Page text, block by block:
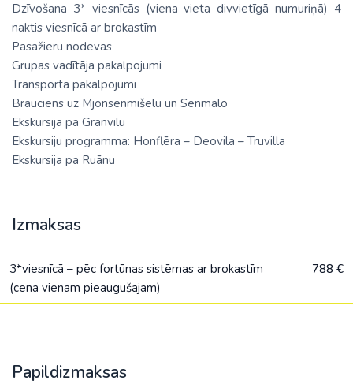
Dzīvošana 3* viesnīcās (viena vieta divvietīgā numuriņā) 4
naktis viesnīcā ar brokastīm
Pasažieru nodevas
Grupas vadītāja pakalpojumi
Transporta pakalpojumi
Brauciens uz Mjonsenmišelu un Senmalo
Ekskursija pa Granvilu
Ekskursiju programma: Honflēra – Deovila – Truvilla
Ekskursija pa Ruānu
Izmaksas
3*viesnīcā – pēc fortūnas sistēmas ar brokastīm
(cena vienam pieaugušajam)
788 €
Papildizmaksas